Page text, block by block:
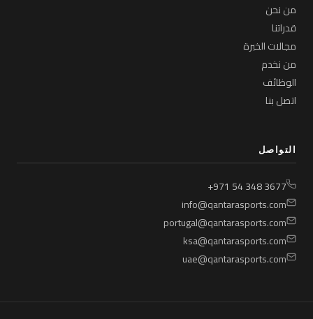
من نحن
قدراتنا
مجالات الخبرة
من نخدم
الوظائف
اتصل بنا
التواصل
+971 54 348 3677
info@qantarasports.com
portugal@qantarasports.com
ksa@qantarasports.com
uae@qantarasports.com